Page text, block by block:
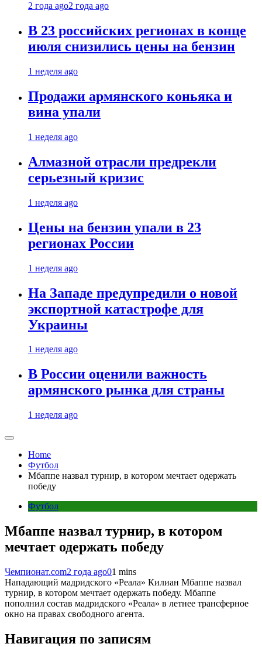
2 года ago2 года ago
В 23 российских регионах в конце
июля снизились цены на бензин
1 неделя ago
Продажи армянского коньяка и
вина упали
1 неделя ago
Алмазной отрасли предрекли
серьезный кризис
1 неделя ago
Цены на бензин упали в 23
регионах России
1 неделя ago
На Западе предупредили о новой
экспортной катастрофе для
Украины
1 неделя ago
В России оценили важность
армянского рынка для страны
1 неделя ago
Home
Футбол
Мбаппе назвал турнир, в котором мечтает одержать
победу
Футбол
Мбаппе назвал турнир, в котором
мечтает одержать победу
Чемпионат.com2 года ago01 mins
Нападающий мадридского «Реала» Килиан Мбаппе назвал
турнир, в котором мечтает одержать победу. Мбаппе
пополнил состав мадридского «Реала» в летнее трансферное
окно на правах свободного агента.
Навигация по записям